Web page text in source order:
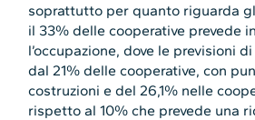
soprattutto per quanto riguarda
il 33% delle cooperative prevede
l’occupazione, dove le previsioni
dal 21% delle cooperative, con
costruzioni e del 26,1% nelle
rispetto al 10% che prevede una